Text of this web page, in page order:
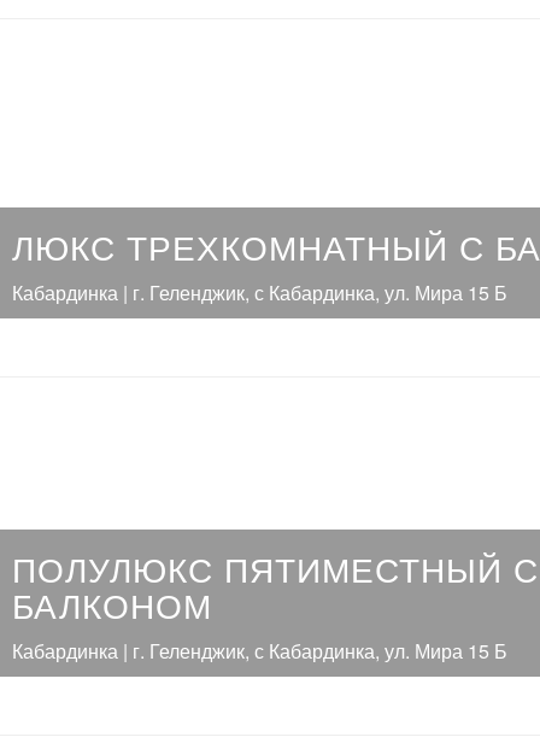
ЛЮКС ТРЕХКОМНАТНЫЙ С
Кабардинка | г. Геленджик, с Кабардинка, ул. Мира 15 Б
ПОЛУЛЮКС ПЯТИМЕСТНЫЙ С
БАЛКОНОМ
Кабардинка | г. Геленджик, с Кабардинка, ул. Мира 15 Б